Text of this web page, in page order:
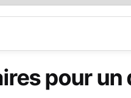
pour un